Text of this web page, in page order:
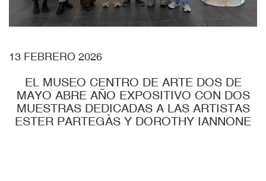
13 FEBRERO 2026
EL MUSEO CENTRO DE ARTE DOS DE
MAYO ABRE AÑO EXPOSITIVO CON DOS
MUESTRAS DEDICADAS A LAS ARTISTAS
ESTER PARTEGÀS Y DOROTHY IANNONE